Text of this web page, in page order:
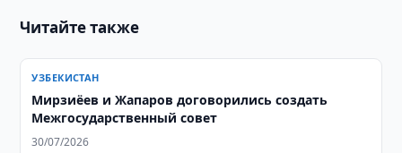
Читайте также
УЗБЕКИСТАН
Мирзиёев и Жапаров договорились создать
Межгосударственный совет
30/07/2026